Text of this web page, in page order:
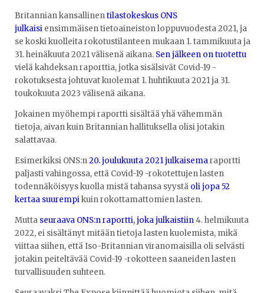
Britannian kansallinentilastokeskus ONS
julkaisi ensimmäisen tietoaineiston loppuvuodesta 2021, ja
se koski kuolleita rokotustilanteen mukaan 1. tammikuuta ja
31. heinäkuuta 2021 välisenä aikana. Sen jälkeen on tuotettu
vielä kahdeksan raporttia, jotka sisälsivät Covid-19 -
rokotuksesta johtuvat kuolemat 1. huhtikuuta 2021 ja 31.
toukokuuta 2023 välisenä aikana.
Jokainen myöhempi raportti sisältää yhä vähemmän
tietoja, aivan kuin Britannian hallituksella olisi jotakin
salattavaa.
Esimerkiksi ONS:n20. joulukuuta 2021 julkaisemaraportti
paljasti vahingossa, että Covid-19 -rokotettujen lasten
todennäköisyys kuolla mistä tahansa syystä oli jopa 52
kertaa suurempikuin rokottamattomien lasten.
Mutta seuraava ONS:n raportti, joka julkaistiin4. helmikuuta
2022, ei sisältänyt mitään tietoja lasten kuolemista, mikä
viittaa siihen, että Iso-Britannian viranomaisilla oli selvästi
jotakin peiteltävää Covid-19 -rokotteen saaneiden lasten
turvallisuuden suhteen.